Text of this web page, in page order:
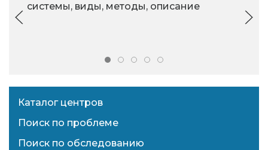
системы, виды, методы, описание
Каталог центров
Поиск по проблеме
Поиск по обследованию